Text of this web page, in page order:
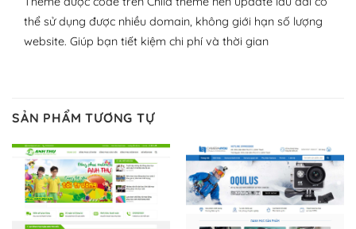
dàng thiết lập vì thực tế nó đã cung cấp khoảng 60%
toàn bộ web.
Dễ dàng lựa chọn Hosting cho website WordPress
– Bảo mật cực tốt
Vì WordPress hiện là nền tảng xây dựng trang web và
blog lớn nhất trên thế giới, quan trọng nhất là bảo vệ
thể sử dụng được nhiều domain, không giới hạn số lượng
website. Giúp bạn tiết kiệm chi phí và thời gian
SẢN PHẨM TƯƠNG TỰ